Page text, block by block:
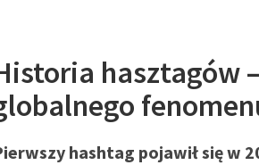
hasztagów
hashtag pojawił się w